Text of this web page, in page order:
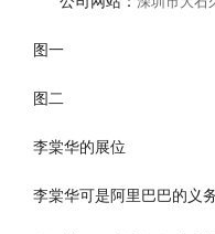
图一
图二
李棠华的展位
李棠华可是阿里巴巴的义